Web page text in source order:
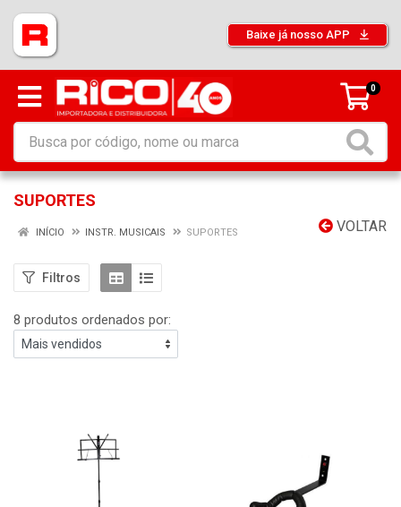
Baixe já nosso APP
0
SUPORTES
VOLTAR
INÍCIO INSTR. MUSICAIS SUPORTES
Filtros
8 produtos ordenados por: